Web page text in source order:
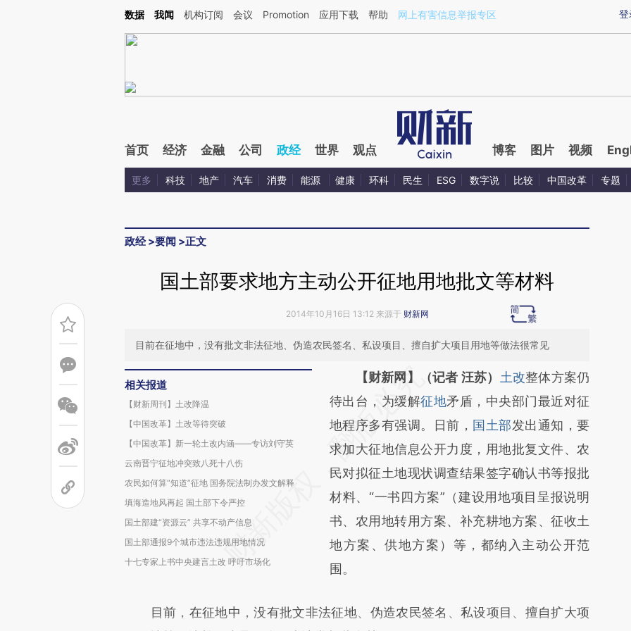
登
数据 我闻 机构订阅 会议 Promotion 应用下载 帮助 网上有害信息举报专区
首页 经济 金融 公司 政经 世界 观点 博客 图片 视频
更多 科技 地产 汽车 消费 能源 健康 环科 民生 ESG 数字说 比较 中国改革 专题
政经>要闻 >正文
国土部要求地方主动公开征地用地批文等材料
2014年10月16日 13:12 来源于 财新网
目前在征地中，没有批文非法征地、伪造农民签名、私设项目、擅自扩大项目用地等做法很常见
相关报道
【财新周刊】土改降温
【中国改革】土改等待突破
【中国改革】新一轮土改内涵——专访刘守英
云南晋宁征地冲突致八死十八伤
农民如何算“知道”征地 国务院法制办发文解释
填海造地风再起 国土部下令严控
国土部建“资源云” 共享不动产信息
国土部通报9个城市违法违规用地情况
十七专家上书中央建言土改 呼吁市场化
【财新网】（记者 汪苏） 土改整体方案仍
待出台，为缓解征地矛盾，中央部门最近对征
地程序多有强调。日前， 国土部发出通知，要
求加大征地信息公开力度，用地批复文件、农
民对拟征土地现状调查结果签字确认书等报批
材料、“一书四方案”（建设用地项目呈报说明
书、农用地转用方案、补充耕地方案、征收土
地方案、供地方案）等，都纳入主动公开范
围。
目前，在征地中，没有批文非法征地、伪造农民签名、私设项目、擅自扩大项